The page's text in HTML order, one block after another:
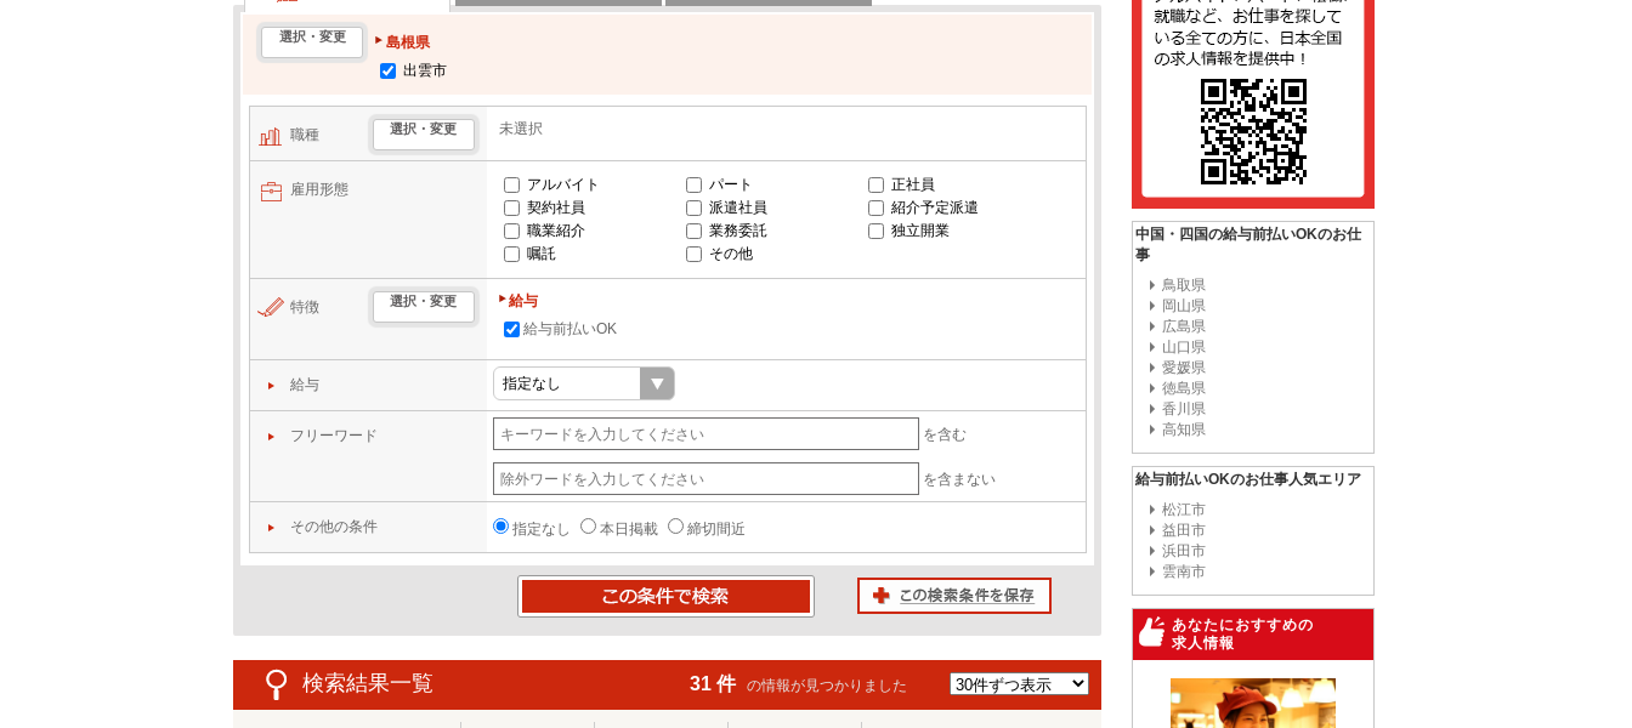
勤務地で検索
選択・変更
島根県
出雲市
職種 選択・変更 未選択
雇用形態 アルバイト パート
正社員
契約社員
派遣社員
紹介予定派遣
職業紹介
業務委託
独立開業
嘱託
その他
特徴 選択・変更
給与
給与前払いOK
給与
フリーワード を含む
を含まない
その他の条件 指定なし 本日掲載 締切間近
検索結果一覧 31 件 の情報が見つかりました
中国・四国の給与前払いOKのお仕
事
鳥取県
岡山県
広島県
山口県
愛媛県
徳島県
香川県
高知県
給与前払いOKのお仕事人気エリア
松江市
益田市
浜田市
雲南市
あなたにおすすめの
求人情報